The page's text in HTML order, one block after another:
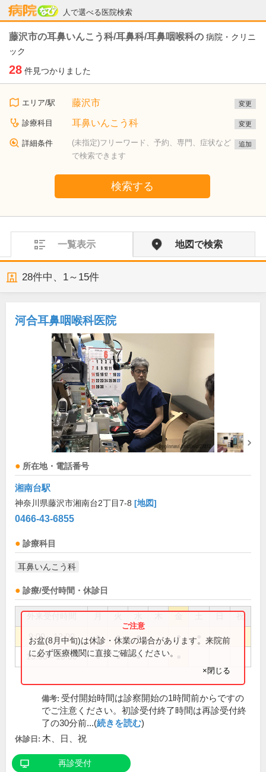
人で選べる医院検索
病院なび
藤沢市の耳鼻いんこう科/耳鼻科/耳鼻咽喉科の 病院・クリニ
ック
28 件見つかりました
エリア/駅 藤沢市 変更
診療科目 耳鼻いんこう科 変更
詳細条件
(未指定)フリーワード、予約、専門、症状など
で検索できます
追加
検索する
一覧表示 地図で検索
28件中、 1～15件
河合耳鼻咽喉科医院
所在地・電話番号
湘南台駅
神奈川県藤沢市湘南台2丁目7-8 [地図]
0466-43-6855
診療科目
耳鼻いんこう科
診療/受付時間・休診日
祝
9:00～12:00 ● ● ● ●
15:00～18:00 ● ● ●
お盆(8月中旬)は休診・休業の場合があります。来院前
に必ず医療機関に直接ご確認ください。
×閉じる
備考: 受付開始時間は診察開始の1時間前からですの
でご注意ください。初診受付終了時間は再診受付終
了の30分前...(続きを読む)
休診日: 木、日、祝
再診受付